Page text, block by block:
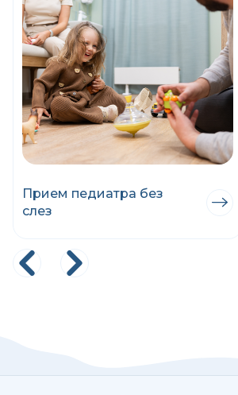
Прием педиатра без
слез